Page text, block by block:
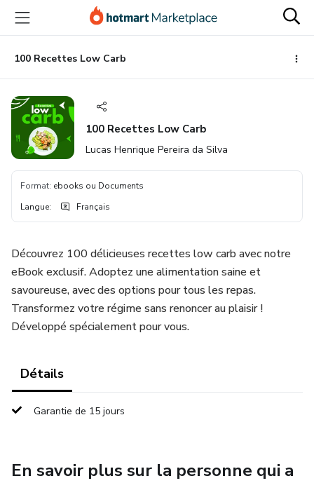
vers
contenu
principal
vers
bas
de
100 Recettes Low Carb
100 Recettes Low Carb
Lucas Henrique Pereira da Silva
Format: ebooks ou Documents
Langue: Français
Découvrez 100 délicieuses recettes low carb avec notre
eBook exclusif. Adoptez une alimentation saine et
savoureuse, avec des options pour tous les repas.
Transformez votre régime sans renoncer au plaisir !
Développé spécialement pour vous.
Détails
Garantie de 15 jours
En savoir plus sur la personne qui a